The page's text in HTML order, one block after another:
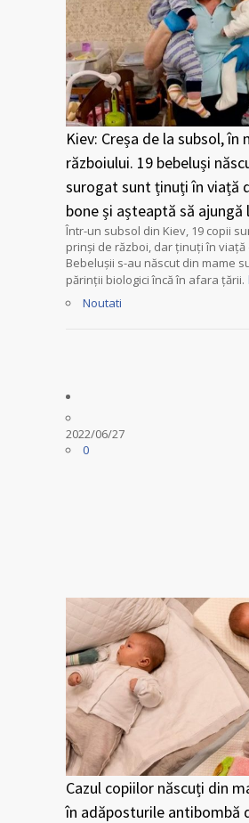
Kiev: Creșa de la subsol, în
războiului. 19 bebeluși
surogat sunt ținuți în viață
bone și așteaptă să
Într-un subsol din Kiev, 19 copii
prinși de război, dar ținuți în viață
Bebelușii s-au născut din mame
părinții biologici încă în afara țării.
Noutati
2022/06/27
0
Cazul copiilor născuți din
în adăposturile antibombă